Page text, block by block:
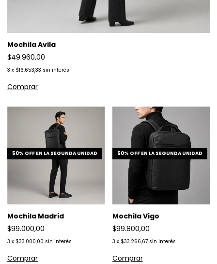
Mochila Avila
$49.960,00
3 x $16.653,33 sin interés
50% OFF EN LA SEGUNDA UNIDAD
Mochila Madrid
$99.000,00
3 x $33.000,00 sin interés
50% OFF EN LA SEGUNDA UNIDAD
Mochila Vigo
$99.800,00
3 x $33.266,67 sin interés